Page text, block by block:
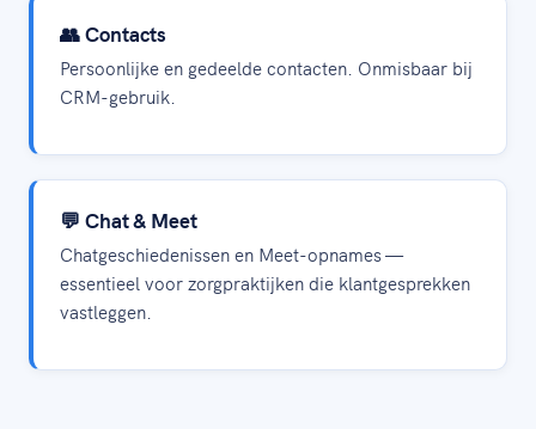
👥 Contacts
Persoonlijke en gedeelde contacten. Onmisbaar bij
CRM-gebruik.
💬 Chat & Meet
Chatgeschiedenissen en Meet-opnames —
essentieel voor zorgpraktijken die klantgesprekken
vastleggen.